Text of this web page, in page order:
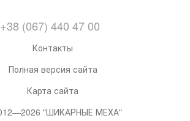
+38 (067) 440 47 00
Контакты
Полная версия сайта
Карта сайта
"ШИКАРНЫЕ МЕХА"